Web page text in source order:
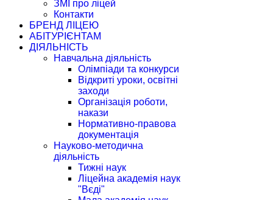
ЗМІ про ліцей
Контакти
БРЕНД ЛІЦЕЮ
АБІТУРІЄНТАМ
ДІЯЛЬНІСТЬ
Навчальна діяльність
Олімпіади та конкурси
Відкриті уроки, освітні
заходи
Організація роботи,
накази
Нормативно-правова
документація
Науково-методична
діяльність
Тижні наук
Ліцейна академія наук
"Вєді"